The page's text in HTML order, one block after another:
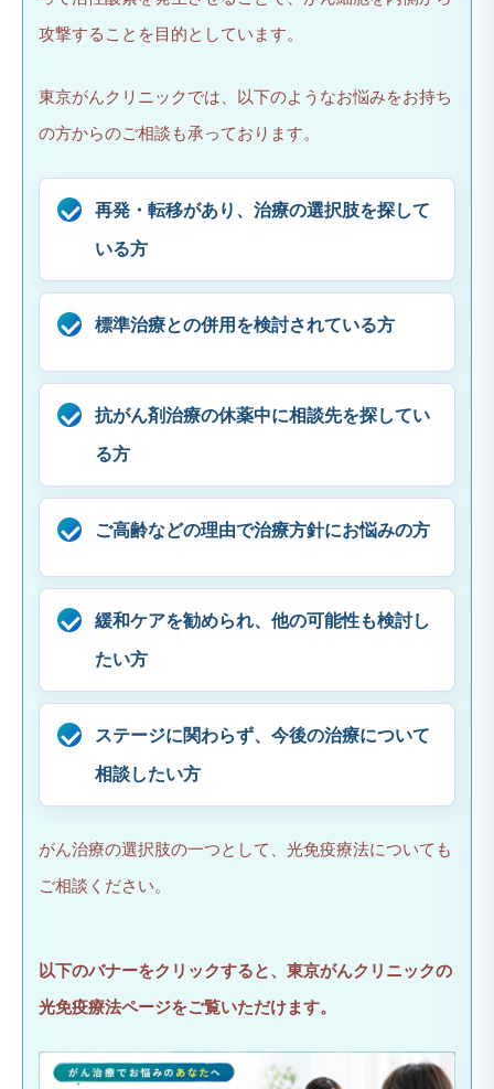
攻撃することを目的としています。
東京がんクリニックでは、以下のようなお悩みをお持ち
の方からのご相談も承っております。
再発・転移があり、治療の選択肢を探して
いる方
標準治療との併用を検討されている方
抗がん剤治療の休薬中に相談先を探してい
る方
ご高齢などの理由で治療方針にお悩みの方
緩和ケアを勧められ、他の可能性も検討し
たい方
ステージに関わらず、今後の治療について
相談したい方
がん治療の選択肢の一つとして、光免疫療法についても
ご相談ください。
以下のバナーをクリックすると、東京がんクリニックの
光免疫療法ページをご覧いただけます。